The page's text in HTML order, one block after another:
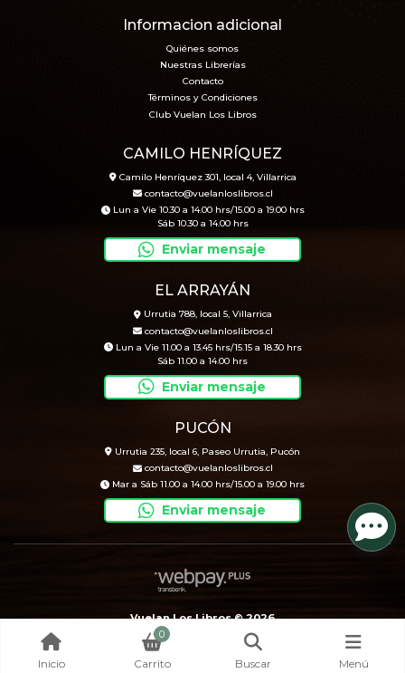
Informacion adicional
Quiénes somos
Nuestras Librerías
Contacto
Términos y Condiciones
Club Vuelan Los Libros
CAMILO HENRÍQUEZ
Camilo Henríquez 301, local 4, Villarrica
contacto@vuelanloslibros.cl
Lun a Vie 10.30 a 14.00 hrs/15.00 a 19.00 hrs
Sáb 10.30 a 14.00 hrs
Enviar mensaje
EL ARRAYÁN
Urrutia 788, local 5, Villarrica
contacto@vuelanloslibros.cl
Lun a Vie 11.00 a 13.45 hrs/15.15 a 18.30 hrs
Sáb 11.00 a 14.00 hrs
Enviar mensaje
PUCÓN
Urrutia 235, local 6, Paseo Urrutia, Pucón
contacto@vuelanloslibros.cl
Mar a Sáb 11.00 a 14.00 hrs/15.00 a 19.00 hrs
Enviar mensaje
Vuelan Los Libros © 2026
Creado por
Bsale
Inicio
0
Carrito Buscar Menú